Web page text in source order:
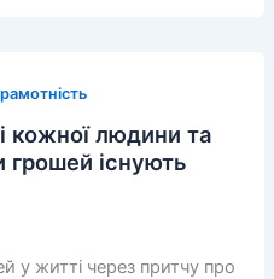
кожної людини та
грошей існують
у житті через притчу про